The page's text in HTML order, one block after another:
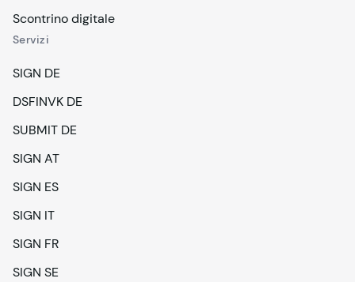
Scontrino digitale
Servizi
SIGN DE
DSFINVK DE
SUBMIT DE
SIGN AT
SIGN ES
SIGN IT
SIGN FR
SIGN SE